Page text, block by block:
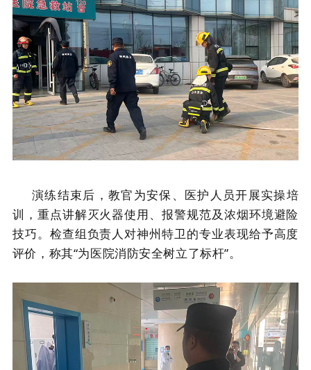
演练结束后，教官为安保、 医护人员开展实操培
训，重点讲解灭火器使用、报警规范及浓烟环境避险
技巧。检查组负责人对神州特卫的专业表现给予高度
评价，称其“为医院消防安全树立了标杆”。